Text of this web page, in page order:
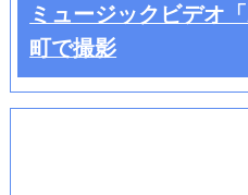
ミュージックビデオ
町で撮影